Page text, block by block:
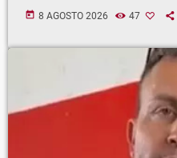
today 8 AGOSTO 2026 47